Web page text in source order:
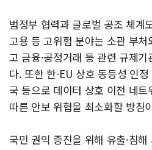
범정부 협력과 글로벌 공조 체계
고용 등 고위험 분야는 소관 부
고 금융·공정거래 등 관련 규제
다. 또한 한-EU 상호 동등성 인
국 등으로 데이터 상호 이전 네
따른 안보 위협을 최소화할 방침
국민 권익 증진을 위해 유출·침